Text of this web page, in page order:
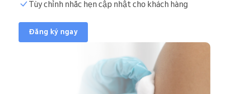
Tùy chỉnh nhắc hẹn cập nhật cho khách hàng
Đăng ký ngay